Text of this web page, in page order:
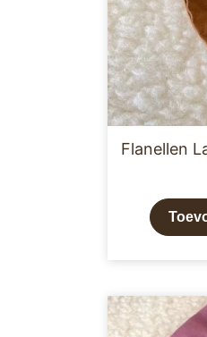
Flanellen